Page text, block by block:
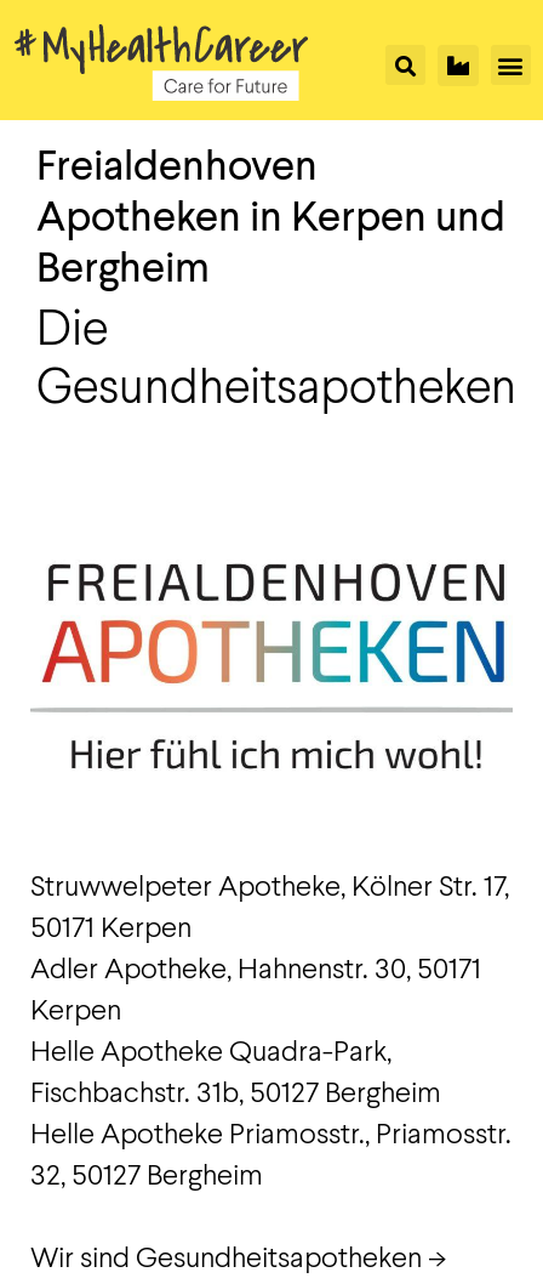
Freialdenhoven
Apotheken in Kerpen und
Bergheim
Die
Gesundheitsapotheken
Struwwelpeter Apotheke, Kölner Str. 17,
50171 Kerpen
Adler Apotheke, Hahnenstr. 30, 50171
Kerpen
Helle Apotheke Quadra-Park,
Fischbachstr. 31b, 50127 Bergheim
Helle Apotheke Priamosstr., Priamosstr.
32, 50127 Bergheim
Wir sind Gesundheitsapotheken ->